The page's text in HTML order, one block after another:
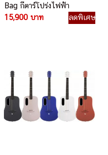
Bag กีตาร์โปร่งไฟฟ้า
15,900 บาท
ลดพิเศษ